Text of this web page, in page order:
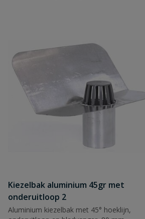
Kiezelbak aluminium 45gr met
onderuitloop 2
Aluminium kiezelbak met 45° hoeklijn,